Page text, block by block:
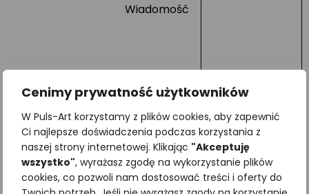
Cenimy prywatność użytkowników
W Puls-Art korzystamy z plików cookies, aby zapewnić
Ci najlepsze doświadczenia podczas korzystania z
naszej strony internetowej. Klikając "Akceptuję
wszystko", wyrażasz zgodę na wykorzystanie plików
cookies, co pozwoli nam dostosować treści i oferty do
Wiadomość
Najniższa cena z ostatnich 30
dni:65,00zł